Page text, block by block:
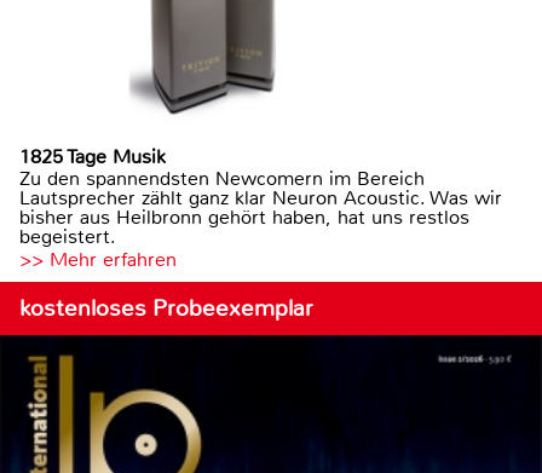
1825 Tage Musik
Zu den spannendsten Newcomern im Bereich
Lautsprecher zählt ganz klar Neuron Acoustic. Was wir
bisher aus Heilbronn gehört haben, hat uns restlos
begeistert.
>> Mehr erfahren
kostenloses Probeexemplar